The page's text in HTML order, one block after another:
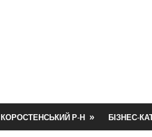
КОРОСТЕНСЬКИЙ Р-Н БІЗНЕС-